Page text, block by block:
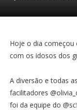
Hoje o dia começou
com os idosos dos
A diversão e todas
facilitadores
foi da equipe do